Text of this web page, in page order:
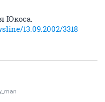
Юкоса.
13.09.2002/3318